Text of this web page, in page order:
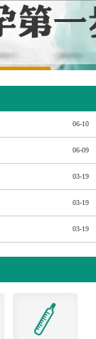
06-10
06-09
03-19
03-19
03-19